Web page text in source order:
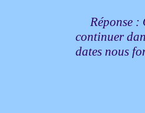
Réponse :
continuer
dates nous